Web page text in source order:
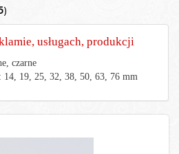
)
usługach, produkcji
czarne
14, 19, 25, 32, 38, 50, 63, 76 mm